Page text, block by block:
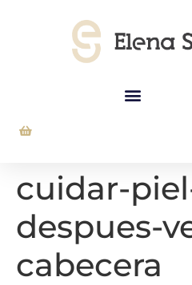
cuidar-
despues-
cabecera